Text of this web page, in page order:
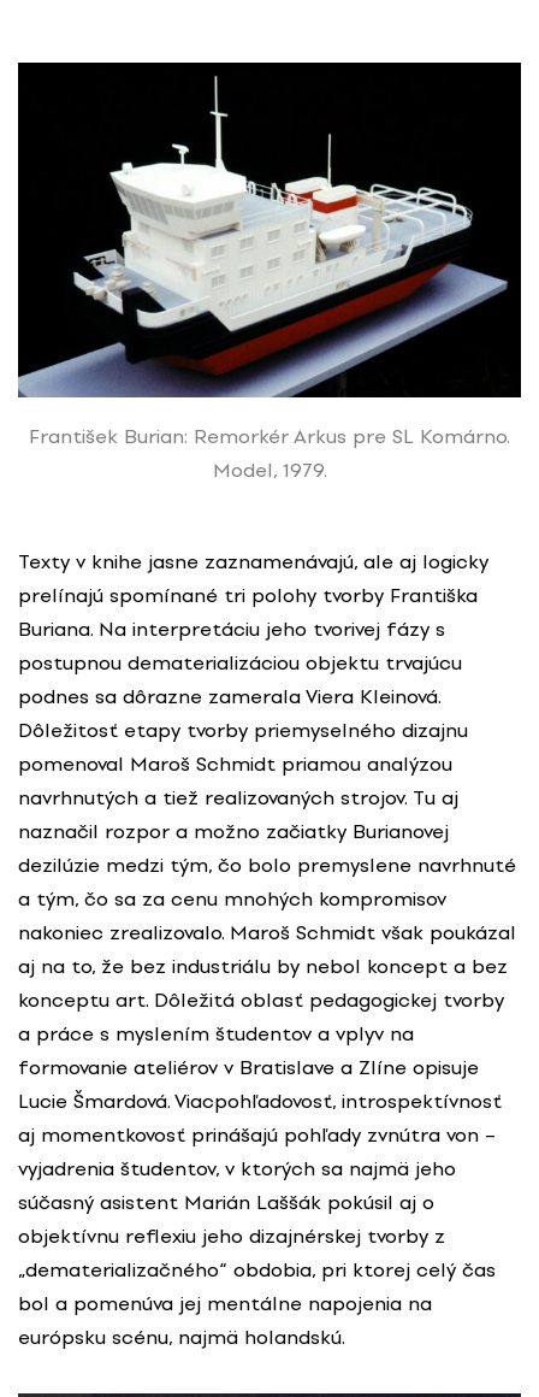
František Burian: Remorkér Arkus pre SL Komárno.
Model, 1979.
Texty v knihe jasne zaznamenávajú, ale aj logicky
prelínajú spomínané tri polohy tvorby Františka
Buriana. Na interpretáciu jeho tvorivej fázy s
postupnou dematerializáciou objektu trvajúcu
podnes sa dôrazne zamerala Viera Kleinová.
Dôležitosť etapy tvorby priemyselného dizajnu
pomenoval Maroš Schmidt priamou analýzou
navrhnutých a tiež realizovaných strojov. Tu aj
naznačil rozpor a možno začiatky Burianovej
dezilúzie medzi tým, čo bolo premyslene navrhnuté
a tým, čo sa za cenu mnohých kompromisov
nakoniec zrealizovalo. Maroš Schmidt však poukázal
aj na to, že bez industriálu by nebol koncept a bez
konceptu art. Dôležitá oblasť pedagogickej tvorby
a práce s myslením študentov a vplyv na
formovanie ateliérov v Bratislave a Zlíne opisuje
Lucie Šmardová. Viacpohľadovosť, introspektívnosť
aj momentkovosť prinášajú pohľady zvnútra von –
vyjadrenia študentov, v ktorých sa najmä jeho
súčasný asistent Marián Laššák pokúsil aj o
objektívnu reflexiu jeho dizajnérskej tvorby z
„dematerializačného“ obdobia, pri ktorej celý čas
bol a pomenúva jej mentálne napojenia na
európsku scénu, najmä holandskú.